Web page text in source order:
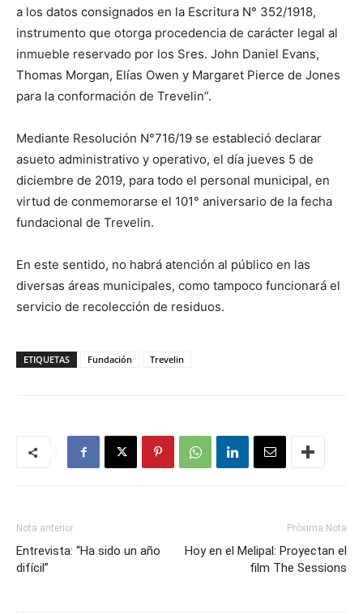
a los datos consignados en la Escritura N° 352/1918,
instrumento que otorga procedencia de carácter legal al
inmueble reservado por los Sres. John Daniel Evans,
Thomas Morgan, Elías Owen y Margaret Pierce de Jones
para la conformación de Trevelin”.
Mediante Resolución N°716/19 se estableció declarar
asueto administrativo y operativo, el día jueves 5 de
diciembre de 2019, para todo el personal municipal, en
virtud de conmemorarse el 101° aniversario de la fecha
fundacional de Trevelin.
En este sentido, no habrá atención al público en las
diversas áreas municipales, como tampoco funcionará el
servicio de recolección de residuos.
ETIQUETAS Fundación Trevelin
Nota anterior
Entrevista: “Ha sido un año
difícil”
Próxima Nota
Hoy en el Melipal: Proyectan el
film The Sessions